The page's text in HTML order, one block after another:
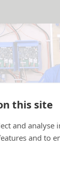
this site
and
and to
videók